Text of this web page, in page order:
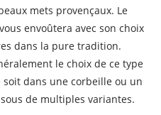
mets provençaux. Le
envoûtera avec son choix
dans la pure tradition.
le choix de ce type
dans une corbeille ou un
de multiples variantes.